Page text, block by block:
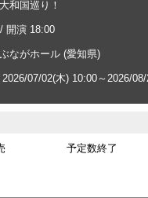
和国巡り！
開演 18:00
ながホール (愛知県)
07/02(木) 10:00～2026/
予定数終了